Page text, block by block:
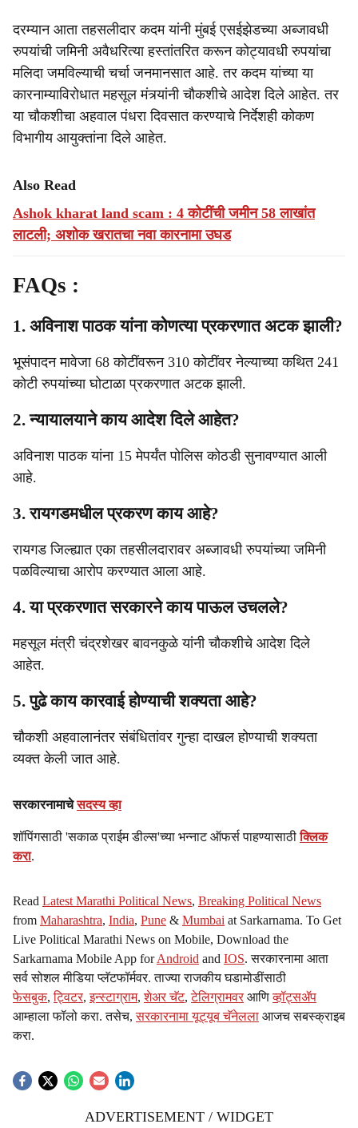
दरम्यान आता तहसलीदार कदम यांनी मुंबई एसईझेडच्या अब्जावधी
रुपयांची जमिनी अवैधरित्या हस्तांतरित करून कोट्यावधी रुपयांचा
मलिदा जमविल्याची चर्चा जनमानसात आहे. तर कदम यांच्या या
कारनाम्याविरोधात महसूल मंत्र्यांनी चौकशीचे आदेश दिले आहेत. तर
या चौकशीचा अहवाल पंधरा दिवसात करण्याचे निर्देशही कोकण
विभागीय आयुक्तांना दिले आहेत.
Also Read
Ashok kharat land scam : 4 कोटींची जमीन 58 लाखांत
लाटली; अशोक खरातचा नवा कारनामा उघड
FAQs :
1. अविनाश पाठक यांना कोणत्या प्रकरणात अटक झाली?
भूसंपादन मावेजा 68 कोटींवरून 310 कोटींवर नेल्याच्या कथित 241
कोटी रुपयांच्या घोटाळा प्रकरणात अटक झाली.
2. न्यायालयाने काय आदेश दिले आहेत?
अविनाश पाठक यांना 15 मेपर्यंत पोलिस कोठडी सुनावण्यात आली
आहे.
3. रायगडमधील प्रकरण काय आहे?
रायगड जिल्ह्यात एका तहसीलदारावर अब्जावधी रुपयांच्या जमिनी
पळविल्याचा आरोप करण्यात आला आहे.
4. या प्रकरणात सरकारने काय पाऊल उचलले?
महसूल मंत्री चंद्रशेखर बावनकुळे यांनी चौकशीचे आदेश दिले
आहेत.
5. पुढे काय कारवाई होण्याची शक्यता आहे?
चौकशी अहवालानंतर संबंधितांवर गुन्हा दाखल होण्याची शक्यता
व्यक्त केली जात आहे.
सरकारनामाचेसदस्य व्हा
शॉपिंगसाठी 'सकाळ प्राईम डील्स'च्या भन्नाट ऑफर्स पाहण्यासाठीक्लिक
करा.
Read Latest Marathi Political News, Breaking Political News
from Maharashtra, India, Pune & Mumbai at Sarkarnama. To Get
Live Political Marathi News on Mobile, Download the
Sarkarnama Mobile App forAndroid and IOS. सरकारनामा आता
सर्व सोशल मीडिया प्लॅटफॉर्मवर. ताज्या राजकीय घडामोडींसाठी
फेसबुक,ट्विटर,इन्स्टाग्राम,शेअर चॅट,टेलिग्रामवर आणिव्हॉट्सॲप
आम्हाला फॉलो करा. तसेच,सरकारनामा यूट्यूब चॅनेलला आजच सबस्क्राइब
करा.
ADVERTISEMENT / WIDGET